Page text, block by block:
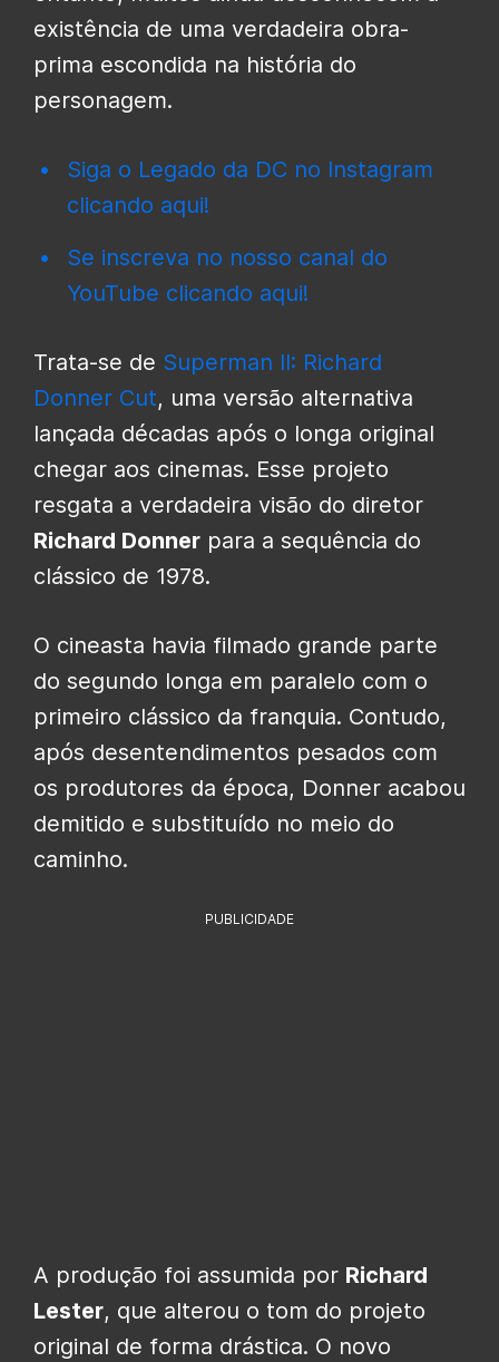
existência de uma verdadeira obra-
prima escondida na história do
personagem.
Siga o Legado da DC no Instagram
clicando aqui!
Se inscreva no nosso canal do
YouTube clicando aqui!
Trata-se de Superman II: Richard
Donner Cut, uma versão alternativa
lançada décadas após o longa original
chegar aos cinemas. Esse projeto
resgata a verdadeira visão do diretor
Richard Donner para a sequência do
clássico de 1978.
O cineasta havia filmado grande parte
do segundo longa em paralelo com o
primeiro clássico da franquia. Contudo,
após desentendimentos pesados com
os produtores da época, Donner acabou
demitido e substituído no meio do
caminho.
PUBLICIDADE
A produção foi assumida por Richard
Lester, que alterou o tom do projeto
original de forma drástica. O novo